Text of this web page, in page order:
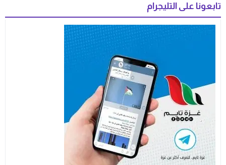
تابعونا على التليجرام